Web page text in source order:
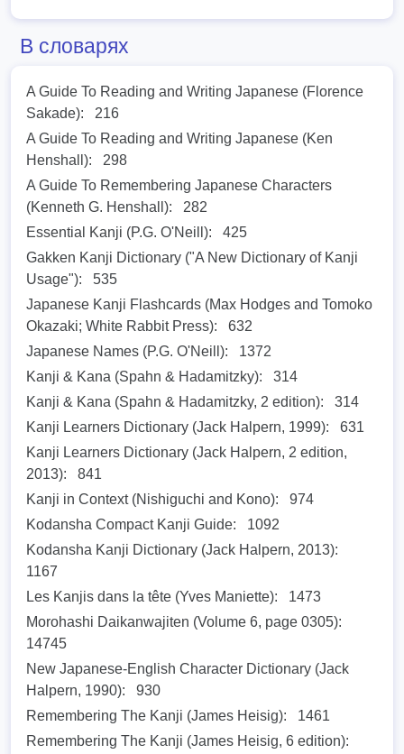
В словарях
A Guide To Reading and Writing Japanese (Florence
Sakade):
216
A Guide To Reading and Writing Japanese (Ken
Henshall):
298
A Guide To Remembering Japanese Characters
(Kenneth G. Henshall):
282
Essential Kanji (P.G. O'Neill):
425
Gakken Kanji Dictionary ("A New Dictionary of Kanji
Usage"):
535
Japanese Kanji Flashcards (Max Hodges and Tomoko
Okazaki; White Rabbit Press):
632
Japanese Names (P.G. O'Neill):
1372
Kanji & Kana (Spahn & Hadamitzky):
314
Kanji & Kana (Spahn & Hadamitzky, 2 edition):
314
Kanji Learners Dictionary (Jack Halpern, 1999):
631
Kanji Learners Dictionary (Jack Halpern, 2 edition,
2013):
841
Kanji in Context (Nishiguchi and Kono):
974
Kodansha Compact Kanji Guide:
1092
Kodansha Kanji Dictionary (Jack Halpern, 2013):
1167
Les Kanjis dans la tête (Yves Maniette):
1473
Morohashi Daikanwajiten (Volume 6, page 0305):
14745
New Japanese-English Character Dictionary (Jack
Halpern, 1990):
930
Remembering The Kanji (James Heisig):
1461
Remembering The Kanji (James Heisig, 6 edition):